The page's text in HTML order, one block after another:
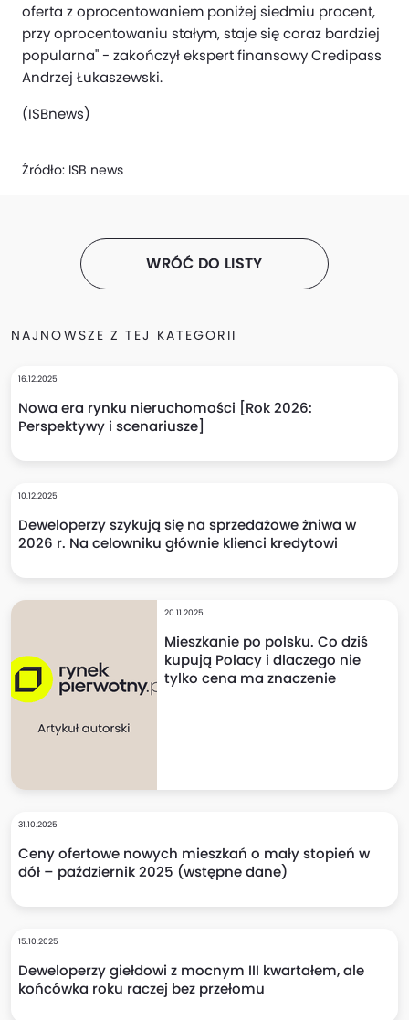
oferta z oprocentowaniem poniżej siedmiu procent,
przy oprocentowaniu stałym, staje się coraz bardziej
popularna" - zakończył ekspert finansowy Credipass
Andrzej Łukaszewski.
(ISBnews)
Źródło: ISB news
WRÓĆ DO LISTY
NAJNOWSZE Z TEJ KATEGORII
16.12.2025
Nowa era rynku nieruchomości [Rok 2026:
Perspektywy i scenariusze]
10.12.2025
Deweloperzy szykują się na sprzedażowe żniwa w
2026 r. Na celowniku głównie klienci kredytowi
20.11.2025
Mieszkanie po polsku. Co dziś
kupują Polacy i dlaczego nie
tylko cena ma znaczenie
31.10.2025
Ceny ofertowe nowych mieszkań o mały stopień w
dół – październik 2025 (wstępne dane)
15.10.2025
Deweloperzy giełdowi z mocnym III kwartałem, ale
końcówka roku raczej bez przełomu